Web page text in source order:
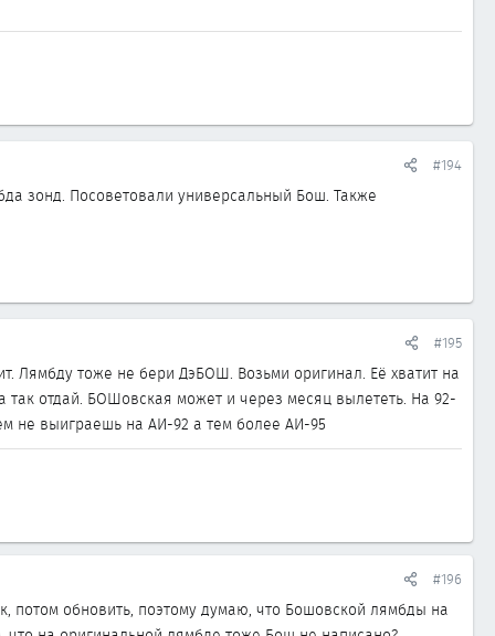
#194
зонд. Посоветовали универсальный Бош. Также
#195
Лямбду тоже не бери ДэБОШ. Возьми оригинал. Её хватит на
отдай. БОШовская может и через месяц вылететь. На 92-
не выиграешь на АИ-92 а тем более АИ-95
#196
потом обновить, поэтому думаю, что Бошовской лямбды на